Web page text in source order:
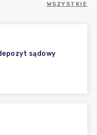
WSZYSTKIE
sądowy